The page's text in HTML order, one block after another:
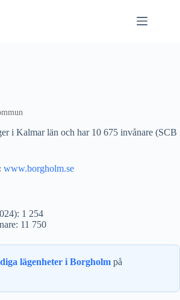
i Kalmar län och har 10 675 invånare (SCB
www.borgholm.se
1 254
11 750
lägenheter i Borgholm på